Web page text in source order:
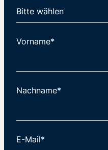
Vorname*
Nachname*
E-Mail*